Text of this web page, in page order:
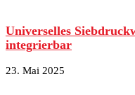
Universelles
integrierbar
23. Mai 2025